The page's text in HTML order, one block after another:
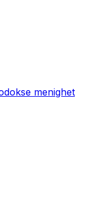
menighet